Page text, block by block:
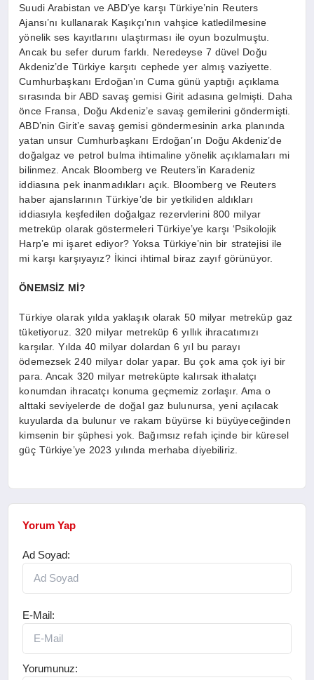
Suudi Arabistan ve ABD’ye karşı Türkiye’nin Reuters
Ajansı’nı kullanarak Kaşıkçı’nın vahşice katledilmesine
yönelik ses kayıtlarını ulaştırması ile oyun bozulmuştu.
Ancak bu sefer durum farklı. Neredeyse 7 düvel Doğu
Akdeniz’de Türkiye karşıtı cephede yer almış vaziyette.
Cumhurbaşkanı Erdoğan’ın Cuma günü yaptığı açıklama
sırasında bir ABD savaş gemisi Girit adasına gelmişti. Daha
önce Fransa, Doğu Akdeniz’e savaş gemilerini göndermişti.
ABD’nin Girit’e savaş gemisi göndermesinin arka planında
yatan unsur Cumhurbaşkanı Erdoğan’ın Doğu Akdeniz’de
doğalgaz ve petrol bulma ihtimaline yönelik açıklamaları mi
bilinmez. Ancak Bloomberg ve Reuters’in Karadeniz
iddiasına pek inanmadıkları açık. Bloomberg ve Reuters
haber ajanslarının Türkiye’de bir yetkiliden aldıkları
iddiasıyla keşfedilen doğalgaz rezervlerini 800 milyar
metreküp olarak göstermeleri Türkiye’ye karşı ‘Psikolojik
Harp’e mi işaret ediyor? Yoksa Türkiye’nin bir stratejisi ile
mi karşı karşıyayız? İkinci ihtimal biraz zayıf görünüyor.
ÖNEMSİZ Mİ?
Türkiye olarak yılda yaklaşık olarak 50 milyar metreküp gaz
tüketiyoruz. 320 milyar metreküp 6 yıllık ihracatımızı
karşılar. Yılda 40 milyar dolardan 6 yıl bu parayı
ödemezsek 240 milyar dolar yapar. Bu çok ama çok iyi bir
para. Ancak 320 milyar metreküpte kalırsak ithalatçı
konumdan ihracatçı konuma geçmemiz zorlaşır. Ama o
alttaki seviyelerde de doğal gaz bulunursa, yeni açılacak
kuyularda da bulunur ve rakam büyürse ki büyüyeceğinden
kimsenin bir şüphesi yok. Bağımsız refah içinde bir küresel
güç Türkiye’ye 2023 yılında merhaba diyebiliriz.
Yorum Yap
Ad Soyad:
E-Mail:
Yorumunuz: